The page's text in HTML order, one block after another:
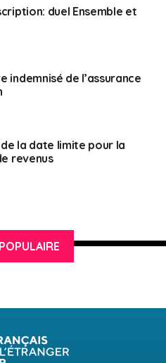
duel Ensemble et
indemnisé de l’assurance
la date limite pour la
revenus
POPULAIRE